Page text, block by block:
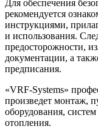
Для обеспечения
рекомендуется
инструкциями,
и использования.
предосторожности,
документации, а
предписания.
«VRF-Systems»
произведет монтаж,
оборудования,
отопления.